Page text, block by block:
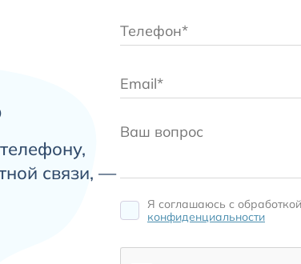
связи, —
Я соглашаюсь c
конфиденциальности